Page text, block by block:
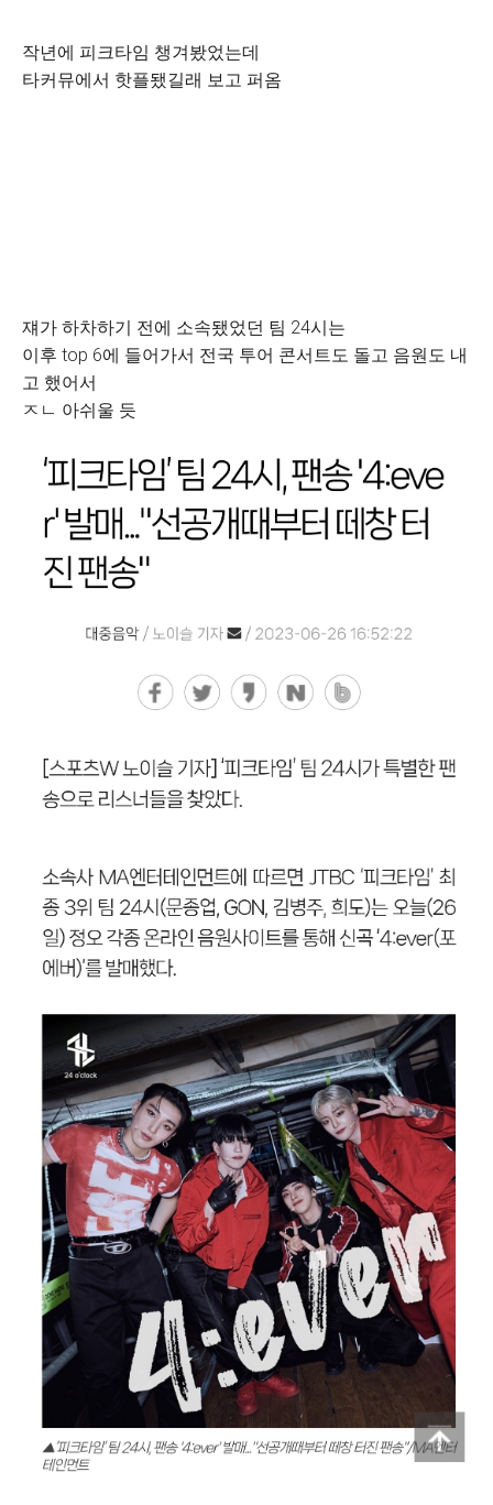
작년에 피크타임 챙겨봤었는데
타커뮤에서 핫플됐길래 보고 퍼옴
쟤가 하차하기 전에 소속됐었던 팀 24시는
이후 top 6에 들어가서 전국 투어 콘서트도 돌고 음원도 내
고 했어서
ㅈㄴ 아쉬울 듯